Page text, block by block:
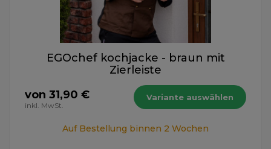
EGOchef kochjacke - braun mit
Zierleiste
von 31,90 €
inkl. MwSt.
Variante auswählen
Auf Bestellung binnen 2 Wochen